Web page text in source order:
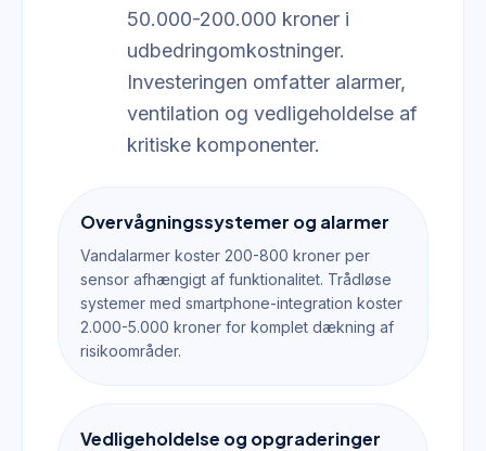
50.000-200.000 kroner i
udbedringomkostninger.
Investeringen omfatter alarmer,
ventilation og vedligeholdelse af
kritiske komponenter.
Overvågningssystemer og alarmer
Vandalarmer koster 200-800 kroner per
sensor afhængigt af funktionalitet. Trådløse
systemer med smartphone-integration koster
2.000-5.000 kroner for komplet dækning af
risikoområder.
Vedligeholdelse og opgraderinger